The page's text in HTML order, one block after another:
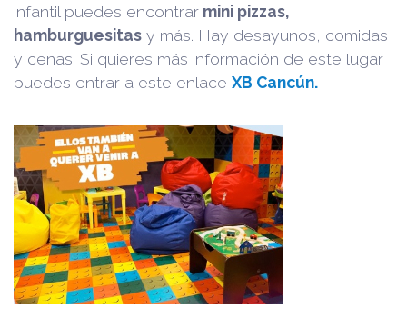
infantil puedes encontrar mini pizzas,
hamburguesitas y más. Hay desayunos, comidas
y cenas. Si quieres más información de este lugar
puedes entrar a este enlace XB Cancún.